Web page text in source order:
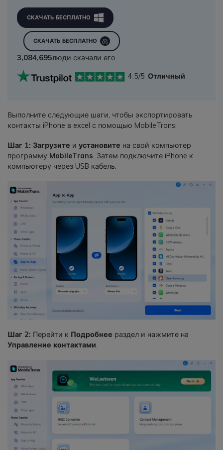
СКАЧАТЬ БЕСПЛАТНО
СКАЧАТЬ БЕСПЛАТНО
3,084,697люди скачали его
4.5/5 Отличный
Выполните следующие шаги, чтобы экспортировать
контакты iPhone в excel с помощью MobileTrans:
Шаг 1: Загрузите и установите на свой компьютер
программу MobileTrans. Затем подключите iPhone к
компьютеру через USB кабель.
Шаг 2: Перейти к Подробнее раздел и нажмите на
Управление контактами.